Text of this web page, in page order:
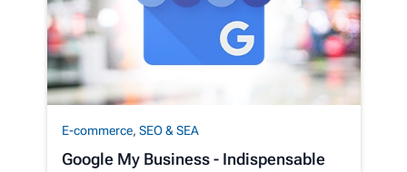
E-commerce, SEO & SEA
Google My Business - Indispensable